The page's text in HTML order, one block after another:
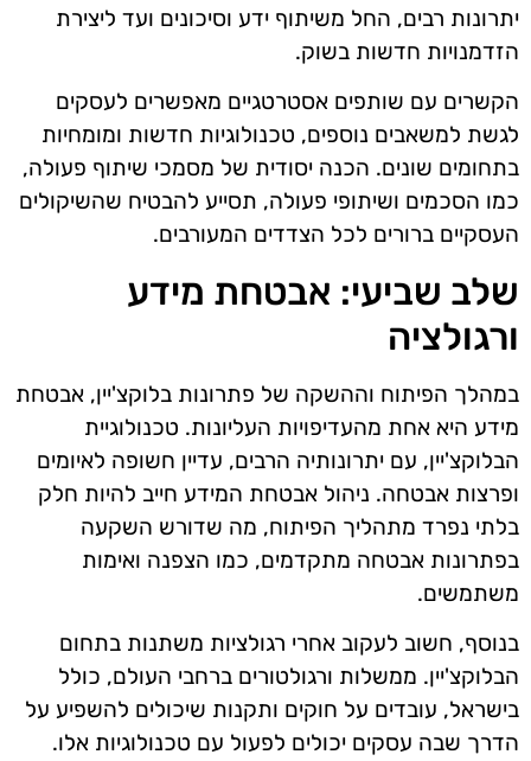
יתרונות רבים, החל משיתוף ידע וסיכונים ועד ליצירת
הזדמנויות חדשות בשוק.
הקשרים עם שותפים אסטרטגיים מאפשרים לעסקים
לגשת למשאבים נוספים, טכנולוגיות חדשות ומומחיות
בתחומים שונים. הכנה יסודית של מסמכי שיתוף פעולה,
כמו הסכמים ושיתופי פעולה, תסייע להבטיח שהשיקולים
העסקיים ברורים לכל הצדדים המעורבים.
שלב שביעי: אבטחת מידע
ורגולציה
במהלך הפיתוח וההשקה של פתרונות בלוקצ'יין, אבטחת
מידע היא אחת מהעדיפויות העליונות. טכנולוגיית
הבלוקצ'יין, עם יתרונותיה הרבים, עדיין חשופה לאיומים
ופרצות אבטחה. ניהול אבטחת המידע חייב להיות חלק
בלתי נפרד מתהליך הפיתוח, מה שדורש השקעה
בפתרונות אבטחה מתקדמים, כמו הצפנה ואימות
משתמשים.
בנוסף, חשוב לעקוב אחרי רגולציות משתנות בתחום
הבלוקצ'יין. ממשלות ורגולטורים ברחבי העולם, כולל
בישראל, עובדים על חוקים ותקנות שיכולים להשפיע על
הדרך שבה עסקים יכולים לפעול עם טכנולוגיות אלו.